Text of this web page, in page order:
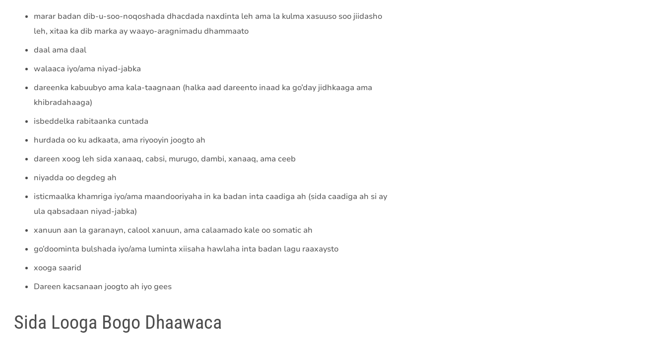
marar badan dib-u-soo-noqoshada dhacdada naxdinta leh ama la kulma xasuuso soo jiidasho
leh, xitaa ka dib marka ay waayo-aragnimadu dhammaato
daal ama daal
walaaca iyo/ama niyad-jabka
dareenka kabuubyo ama kala-taagnaan (halka aad dareento inaad ka go’day jidhkaaga ama
khibradahaaga)
isbeddelka rabitaanka cuntada
hurdada oo ku adkaata, ama riyooyin joogto ah
dareen xoog leh sida xanaaq, cabsi, murugo, dambi, xanaaq, ama ceeb
niyadda oo degdeg ah
isticmaalka khamriga iyo/ama maandooriyaha in ka badan inta caadiga ah (sida caadiga ah si ay
ula qabsadaan niyad-jabka)
xanuun aan la garanayn, calool xanuun, ama calaamado kale oo somatic ah
go’doominta bulshada iyo/ama luminta xiisaha hawlaha inta badan lagu raaxaysto
xooga saarid
Dareen kacsanaan joogto ah iyo gees
Sida Looga Bogo Dhaawaca